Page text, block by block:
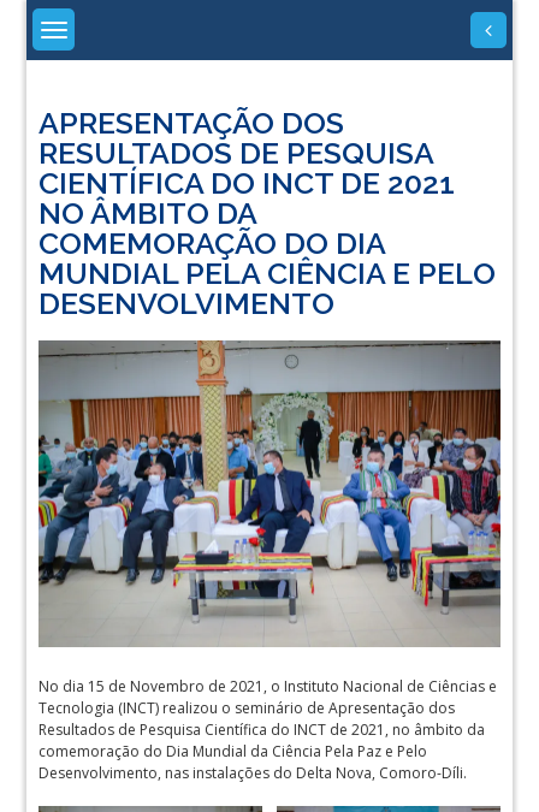
Skip
content
APRESENTAÇÃO DOS
RESULTADOS DE PESQUISA
CIENTÍFICA DO INCT DE 2021
NO ÂMBITO DA
COMEMORAÇÃO DO DIA
MUNDIAL PELA CIÊNCIA E PELO
DESENVOLVIMENTO
No dia 15 de Novembro de 2021, o Instituto Nacional de Ciências e
Tecnologia (INCT) realizou o seminário de Apresentação dos
Resultados de Pesquisa Científica do INCT de 2021, no âmbito da
comemoração do Dia Mundial da Ciência Pela Paz e Pelo
Desenvolvimento, nas instalações do Delta Nova, Comoro-Díli.